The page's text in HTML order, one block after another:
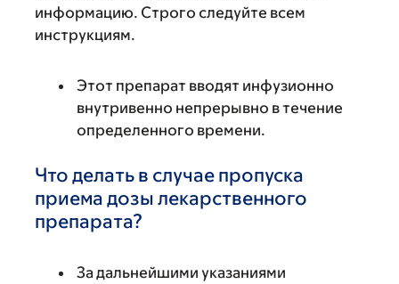
информацию. Строго следуйте всем
инструкциям.
Этот препарат вводят инфузионно
внутривенно непрерывно в течение
определенного времени.
Что делать в случае пропуска
приема дозы лекарственного
препарата?
За дальнейшими указаниями